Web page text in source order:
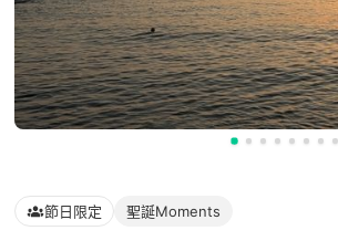
節日限定 聖誕Moments